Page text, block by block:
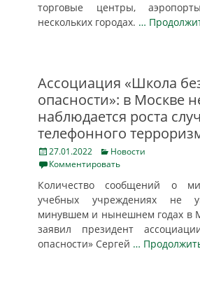
торговые центры,
нескольких городах. …
Ассоциация «Школа
опасности»: в Москве
наблюдается роста
телефонного
Posted
on
27.01.2022 Categories
Новости
Комментировать
Количество сообщений о
учебных учреждениях не
минувшем и нынешнем годах в
заявил президент
опасности» Сергей …